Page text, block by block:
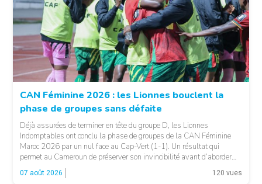
CAN Féminine 2026 : les Lionnes bouclent la
phase de groupes sans défaite
Déjà assurées de terminer en tête du groupe D, les Lionnes
Indomptables ont conclu la phase de groupes de la CAN Féminine
Maroc 2026 par un nul face au Cap-Vert (1-1). Un résultat qui
permet au Cameroun de préserver son invincibilité avant d’aborder
les choses sérieuses. Les Camerounaises ont rapidement pris le
contrôle des opérations […]
07 août 2026 120 vues